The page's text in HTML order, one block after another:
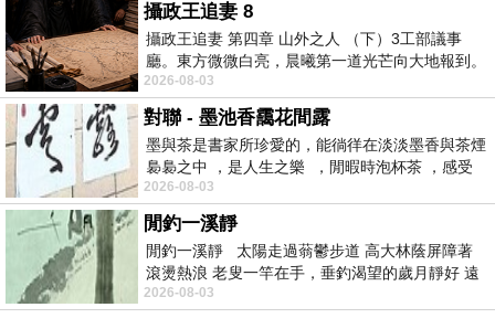
攝政王追妻 8
攝政王追妻 第四章 山外之人 （下）3工部議事
廳。東方微微白亮，晨曦第一道光芒向大地報到。
工部的主要官員們齊聚在工部議事廳內，
2026-08-03
對聯 - 墨池香靄花間露
墨與茶是書家所珍愛的，能徜徉在淡淡墨香與茶煙
裊裊之中 ，是人生之樂 ，閒暇時泡杯茶 ，感受
茶韻回甘滋味，靈感來時 ， 品
2026-08-03
閒釣一溪靜
閒釣一溪靜 太陽走過蓊鬱步道 高大林蔭屏障著
滾燙熱浪 老叟一竿在手，垂釣渴望的歲月靜好 遠
處飛來一隻翠鳥，相依相伴
2026-08-03